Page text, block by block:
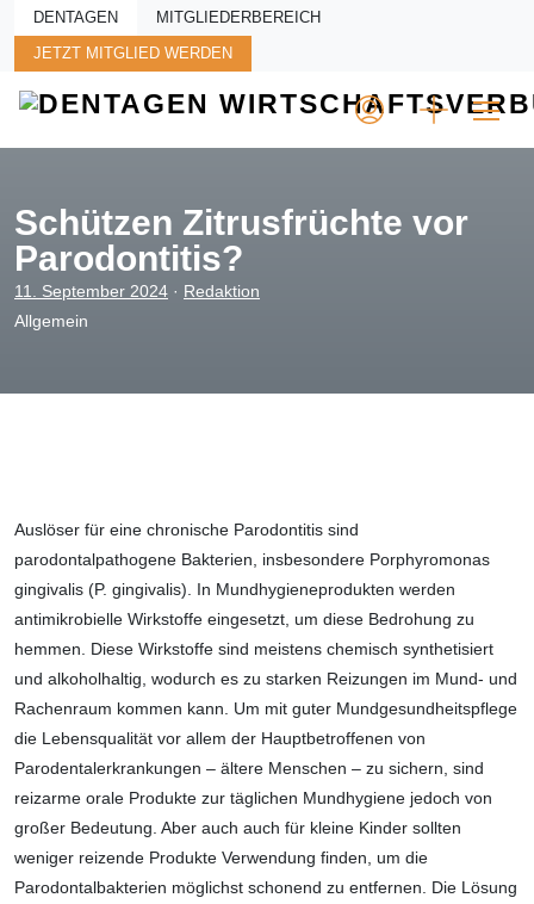
Skip to main content
DENTAGEN MITGLIEDERBEREICH
JETZT MITGLIED WERDEN
Schützen Zitrusfrüchte vor
Parodontitis?
11. September 2024 · Redaktion
Allgemein
Auslöser für eine chronische Parodontitis sind
parodontalpathogene Bakterien, insbesondere Porphyromonas
gingivalis (P. gingivalis). In Mundhygieneprodukten werden
antimikrobielle Wirkstoffe eingesetzt, um diese Bedrohung zu
hemmen. Diese Wirkstoffe sind meistens chemisch synthetisiert
und alkoholhaltig, wodurch es zu starken Reizungen im Mund- und
Rachenraum kommen kann. Um mit guter Mundgesundheitspflege
die Lebensqualität vor allem der Hauptbetroffenen von
Parodentalerkrankungen – ältere Menschen – zu sichern, sind
reizarme orale Produkte zur täglichen Mundhygiene jedoch von
großer Bedeutung. Aber auch auch für kleine Kinder sollten
weniger reizende Produkte Verwendung finden, um die
Parodontalbakterien möglichst schonend zu entfernen. Die Lösung